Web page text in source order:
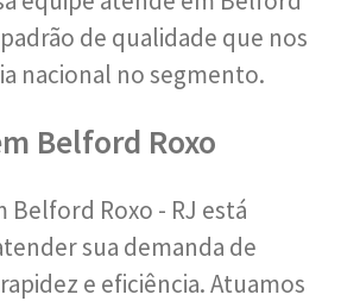
de qualidade que nos
nacional no segmento.
Belford Roxo
Belford Roxo - RJ está
sua demanda de
e eficiência. Atuamos